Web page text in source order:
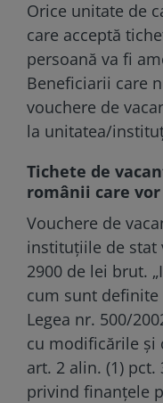
Orice unitate de
care acceptă
persoană va fi
Beneficiarii care
vouchere de
la unitatea/
Tichete de
românii care
Vouchere de
instituțiile de stat
2900 de lei brut.
cum sunt definite
Legea nr. 500/
cu modificările şi
art. 2 alin. (1) pct.
privind finanţele